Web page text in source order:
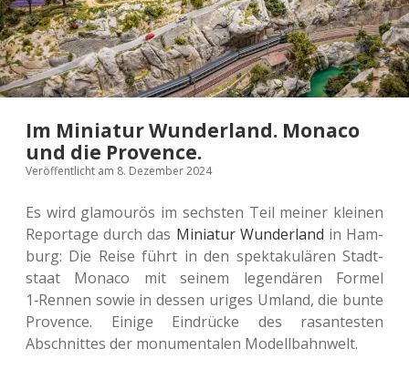
Im Miniatur Wunderland. Monaco
und die Provence.
Veröffentlicht am 8. Dezember 2024
Es wird gla­mou­rös im sechs­ten Teil meiner klei­nen
Repor­ta­ge durch das Minia­tur Wun­der­land in Ham­
burg: Die Reise führt in den spek­ta­ku­lä­ren Stadt­
staat Monaco mit seinem legen­dä­ren Formel
1‑Rennen sowie in dessen uriges Umland, die bunte
Pro­vence. Einige Ein­drü­cke des rasan­tes­ten
Abschnit­tes der monu­men­ta­len Modellbahnwelt.